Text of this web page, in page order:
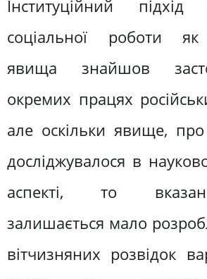
Інституційний
соціальної роботи як
явища знайшов
окремих працях
але оскільки явище,
досліджувалося в
аспекті, то
залишається мало
вітчизняних розвідок